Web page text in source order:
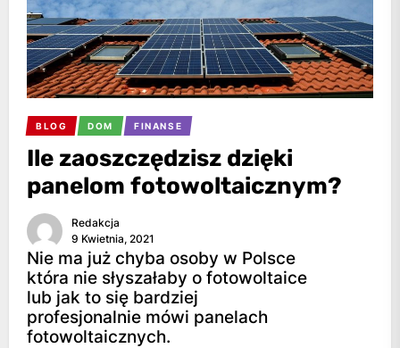
BLOG DOM FINANSE
Ile zaoszczędzisz dzięki
panelom fotowoltaicznym?
Redakcja
9 Kwietnia, 2021
Nie ma już chyba osoby w Polsce
która nie słyszałaby o fotowoltaice
lub jak to się bardziej
profesjonalnie mówi panelach
fotowoltaicznych.